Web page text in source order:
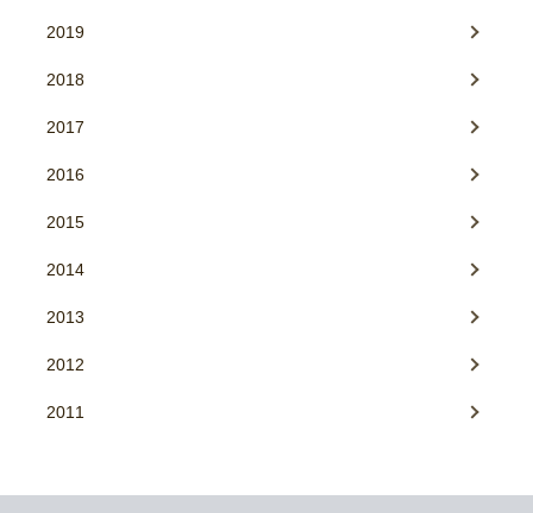
2019
2018
2017
2016
2015
2014
2013
2012
2011